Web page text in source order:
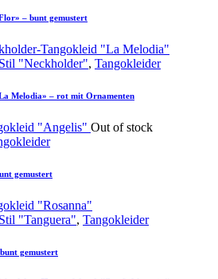
– bunt gemustert
Stil "Neckholder", Tangokleider
Melodia» – rot mit Ornamenten
Out of stock
gemustert
Stil "Tanguera", Tangokleider
gemustert